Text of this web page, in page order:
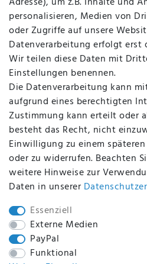
AGB
FAQ
Batterieentsorgung
Altölverordnung
Impressum
BEQUEM UND SICHER
BEI UNS SIND SIE SICHER!
WIR VERSENDEN MIT
personalisieren, Medien von
oder Zugriffe auf unsere
Datenverarbeitung erfolgt erst
Wir teilen diese Daten mit
Einstellungen benennen.
Die Datenverarbeitung kann
aufgrund eines berechtigten
Zustimmung kann erteilt oder
besteht das Recht, nicht
Einwilligung zu einem
oder zu widerrufen. Beachten
weitere Hinweise zur
Daten in unserer
Essenziell
Externe Medien
PayPal
Funktional